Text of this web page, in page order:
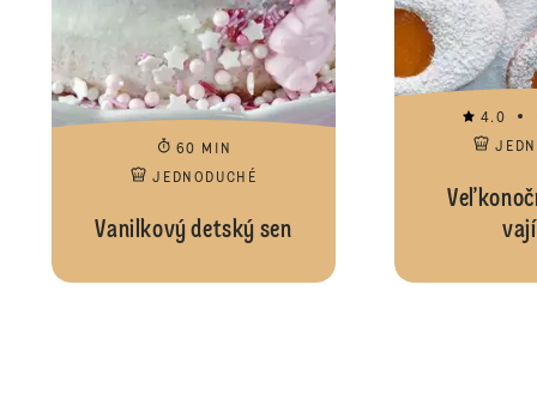
60 MIN
JEDNODUCHÉ
Vanilkový detský sen
4.0